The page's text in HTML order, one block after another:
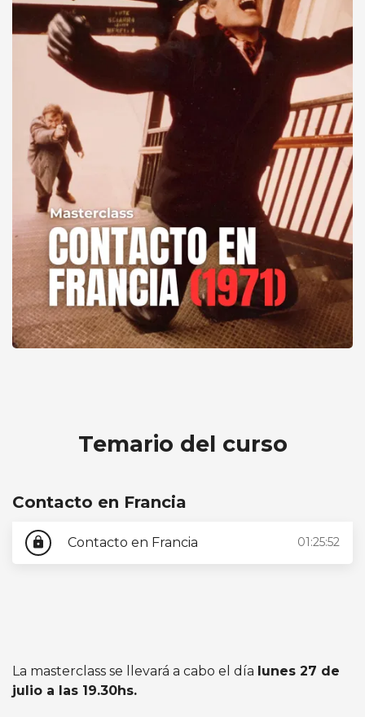
Temario del curso
Contacto en Francia
lock Contacto en Francia 01:25:52
La masterclass se llevará a cabo el día lunes 27 de
julio a las 19.30hs.